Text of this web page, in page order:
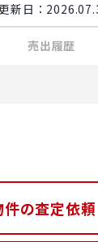
新日：
売出履歴
件の査定依頼